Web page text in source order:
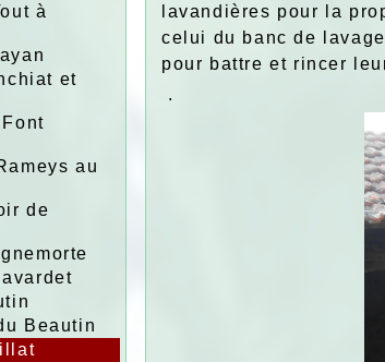
à
et
au
de
Beautin
lavandières pour la
celui du banc de
pour battre et rincer
.